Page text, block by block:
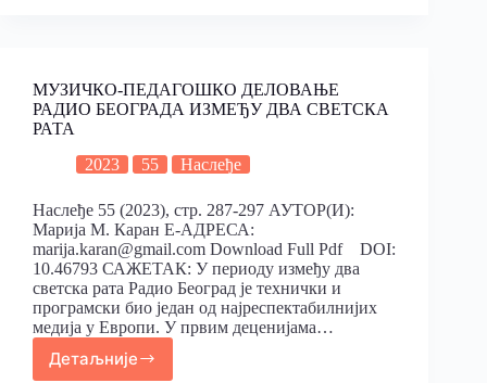
МУЗИЧКО-ПЕДАГОШКО ДЕЛОВАЊЕ
РАДИО БЕОГРАДА ИЗМЕЂУ ДВА СВЕТСКА
РАТА
2023
55 Наслеђе
Наслеђе 55 (2023), стр. 287-297 АУТОР(И):
Марија М. Каран Е-АДРЕСА:
marija.karan@gmail.com Download Full Pdf DOI:
10.46793 САЖЕТАК: У периоду између два
светска рата Радио Београд је технички и
програмски био један од најреспектабилнијих
медија у Европи. У првим деценијама…
Детаљније